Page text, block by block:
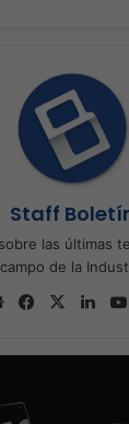
Staff
las últimas
de la
Sitio
Facebook
X